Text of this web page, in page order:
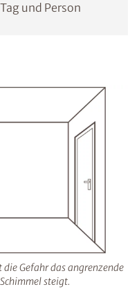
und Person
Gefahr das angrenzende
steigt.